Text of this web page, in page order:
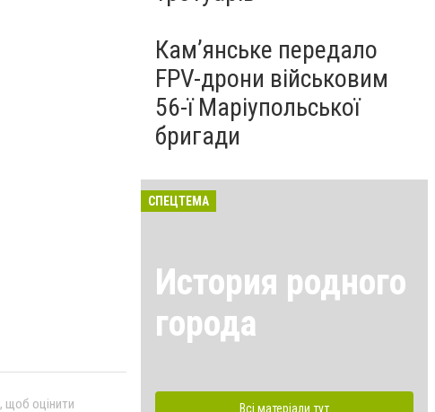
, щоб оцінити
Кам’янське передало
FPV-дрони військовим
56-ї Маріупольської
бригади
СПЕЦТЕМА
История родного
города
Всі матеріали тут